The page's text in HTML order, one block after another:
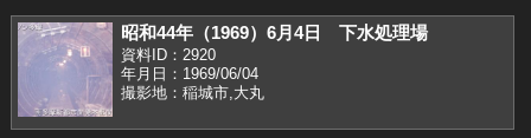
昭和44年（1969）6月4日 下水処理場
資料ID：2920
年月日：1969/06/04
撮影地：稲城市,大丸